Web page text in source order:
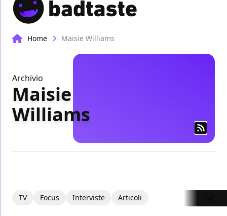
Home Maisie Williams
Archivio
Maisie
Williams
TV Focus Interviste Articoli